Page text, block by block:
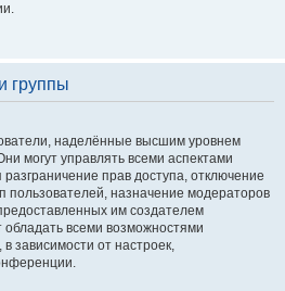
группы
наделённые высшим уровнем
могут управлять всеми аспектами
прав доступа, отключение
пользователей, назначение модераторов
им создателем
всеми возможностями
зависимости от настроек,